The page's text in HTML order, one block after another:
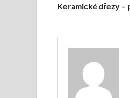
Keramické dřezy –